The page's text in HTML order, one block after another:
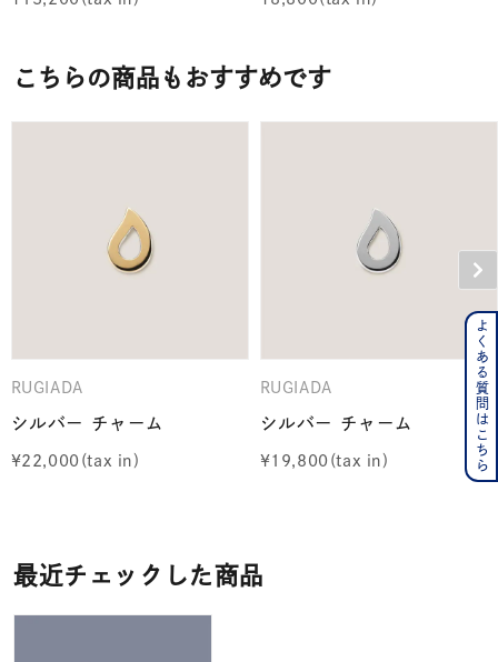
こちらの商品もおすすめです
RUGIADA
シルバー チャーム
¥22,000
RUGIADA
シルバー チャーム
¥19,800
最近チェックした商品
よくある質問はこちら